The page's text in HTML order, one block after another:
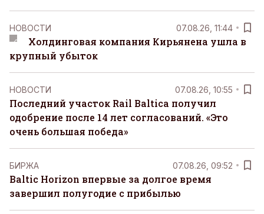
НОВОСТИ 07.08.26, 11:44
Холдинговая компания Кирьянена ушла в
крупный убыток
НОВОСТИ 07.08.26, 10:55
Последний участок Rail Baltica получил
одобрение после 14 лет согласований. «Это
очень большая победа»
БИРЖА 07.08.26, 09:52
Baltic Horizon впервые за долгое время
завершил полугодие с прибылью